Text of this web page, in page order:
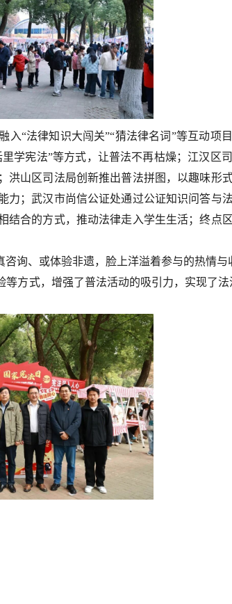
“法律知识大闯关”“猜法律名词”等互动项
学宪法”等方式，让普法不再枯燥；江汉区
山区司法局创新推出普法拼图，以趣味形
；武汉市尚信公证处通过公证知识问答与
合的方式，推动法律走入学生生活；终点
询、或体验非遗，脸上洋溢着参与的热情与
方式，增强了普法活动的吸引力，实现了